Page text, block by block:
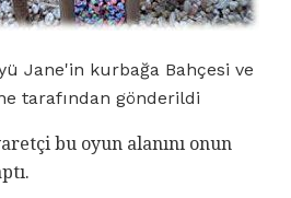
Jane'in kurbağa Bahçesi ve
tarafından gönderildi
bu oyun alanını onun